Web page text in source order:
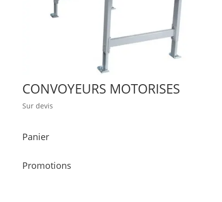
CONVOYEURS MOTORISES
Sur devis
Panier
Promotions